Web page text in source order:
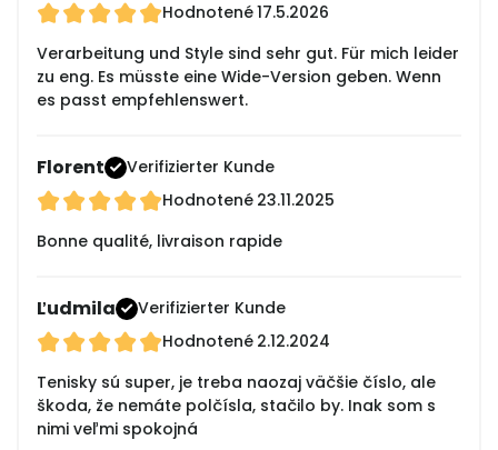
Hodnotené17.5.2026
Verarbeitung und Style sind sehr gut. Für mich leider
zu eng. Es müsste eine Wide-Version geben. Wenn
es passt empfehlenswert.
Florent
Verifizierter Kunde
Hodnotené 23.11.2025
Bonne qualité, livraison rapide
Ľudmila
Verifizierter Kunde
Hodnotené 2.12.2024
Tenisky sú super, je treba naozaj väčšie číslo, ale
škoda, že nemáte polčísla, stačilo by. Inak som s
nimi veľmi spokojná